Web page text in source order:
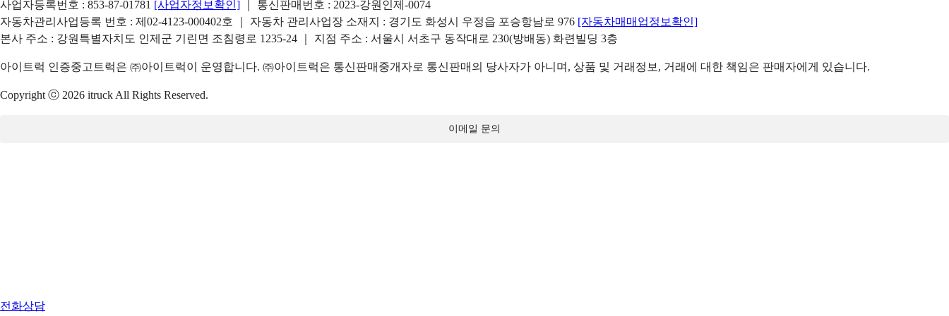
사업자등록번호 : 853-87-01781 [사업자정보확인]
｜ 통신판매번호 : 2023-강원인제-0074
자동차관리사업등록 번호 : 제02-4123-000402호 ｜ 자동차 관리사업장 소재지 : 경기도 화성시 우정읍 포승항남로 976 [자동차매매업정보확인]
본사 주소 : 강원특별자치도 인제군 기린면 조침령로 1235-24 ｜ 지점 주소 : 서울시 서초구 동작대로 230(방배동) 화련빌딩 3층
아이트럭 인증중고트럭은 ㈜아이트럭이 운영합니다. ㈜아이트럭은 통신판매중개자로 통신판매의 당사자가 아니며, 상품 및 거래정보, 거래에 대한 책임은 판매자에게 있습니다.
Copyright ⓒ 2026 itruck All Rights Reserved.
이메일 문의
전화상담